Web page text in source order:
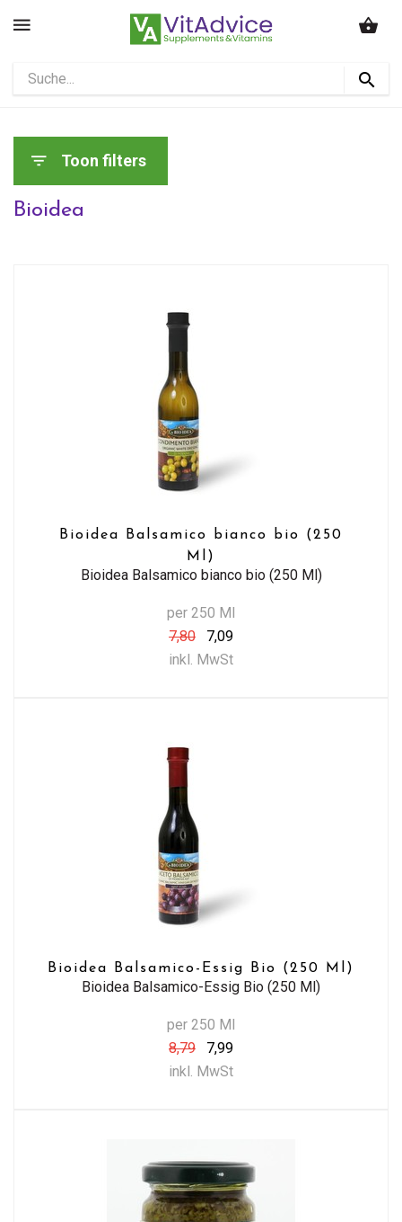
Toon filters
Bioidea
Bioidea Balsamico bianco bio (250
Ml)
Bioidea Balsamico bianco bio (250 Ml)
per 250 Ml
7,80
7,09
inkl. MwSt
Bioidea Balsamico-Essig Bio (250 Ml)
Bioidea Balsamico-Essig Bio (250 Ml)
per 250 Ml
8,79
7,99
inkl. MwSt